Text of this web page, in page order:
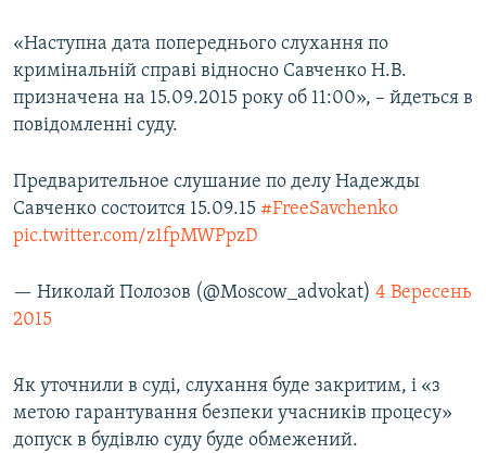
«Наступна дата попереднього слухання по
кримінальній справі відносно Савченко Н.В.
призначена на 15.09.2015 року об 11:00», – йдеться в
повідомленні суду.
Предварительное слушание по делу Надежды
Савченко состоится 15.09.15 #FreeSavchenko
pic.twitter.com/z1fpMWPpzD
— Николай Полозов (@Moscow_advokat) 4 Вересень
2015
Як уточнили в суді, слухання буде закритим, і «з
метою гарантування безпеки учасників процесу»
допуск в будівлю суду буде обмежений.